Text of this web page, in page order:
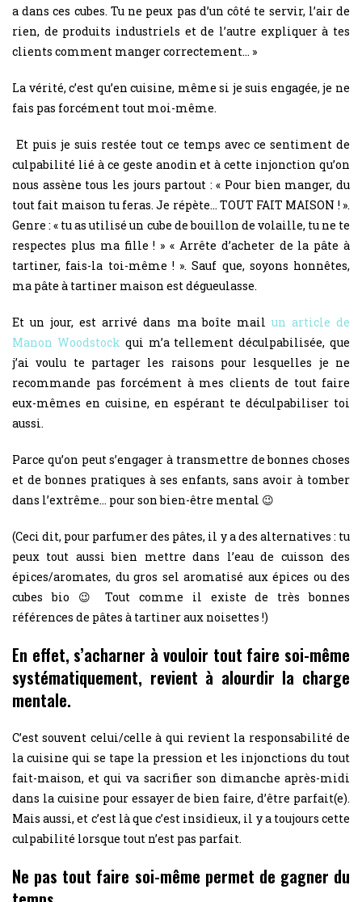
a dans ces cubes. Tu ne peux pas d’un côté te servir, l’air de
rien, de produits industriels et de l’autre expliquer à tes
clients comment manger correctement… »
La vérité, c’est qu’en cuisine, même si je suis engagée, je ne
fais pas forcément tout moi-même.
Et puis je suis restée tout ce temps avec ce sentiment de
culpabilité lié à ce geste anodin et à cette injonction qu’on
nous assène tous les jours partout : « Pour bien manger, du
tout fait maison tu feras. Je répète… TOUT FAIT MAISON ! ».
Genre : « tu as utilisé un cube de bouillon de volaille, tu ne te
respectes plus ma fille ! » « Arrête d’acheter de la pâte à
tartiner, fais-la toi-même ! ». Sauf que, soyons honnêtes,
ma pâte à tartiner maison est dégueulasse.
Et un jour, est arrivé dans ma boîte mail un article de
Manon Woodstock qui m’a tellement déculpabilisée, que
j’ai voulu te partager les raisons pour lesquelles je ne
recommande pas forcément à mes clients de tout faire
eux-mêmes en cuisine, en espérant te déculpabiliser toi
aussi.
Parce qu’on peut s’engager à transmettre de bonnes choses
et de bonnes pratiques à ses enfants, sans avoir à tomber
dans l’extrême… pour son bien-être mental 😉
(Ceci dit, pour parfumer des pâtes, il y a des alternatives : tu
peux tout aussi bien mettre dans l’eau de cuisson des
épices/aromates, du gros sel aromatisé aux épices ou des
cubes bio 😉 Tout comme il existe de très bonnes
références de pâtes à tartiner aux noisettes !)
En effet, s’acharner à vouloir tout faire soi-même
systématiquement, revient à alourdir la charge
mentale.
C’est souvent celui/celle à qui revient la responsabilité de
la cuisine qui se tape la pression et les injonctions du tout
fait-maison, et qui va sacrifier son dimanche après-midi
dans la cuisine pour essayer de bien faire, d’être parfait(e).
Mais aussi, et c’est là que c’est insidieux, il y a toujours cette
culpabilité lorsque tout n’est pas parfait.
Ne pas tout faire soi-même permet de gagner du